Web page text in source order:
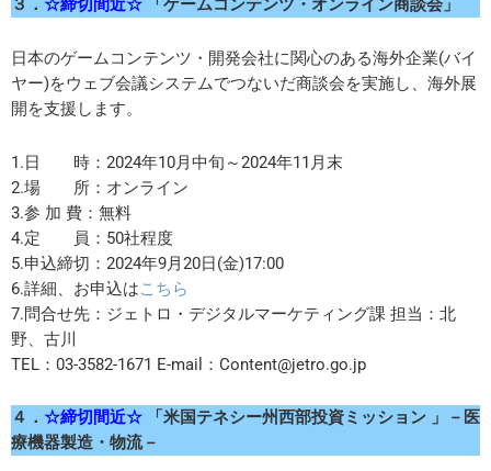
３． ☆締切間近☆ 「ゲームコンテンツ・オンライン商談会」
日本のゲームコンテンツ・開発会社に関心のある海外企業(バイ
ヤー)をウェブ会議システムでつないだ商談会を実施し、海外展
開を支援します。
1.日 時：2024年10月中旬～2024年11月末
2.場 所：オンライン
3.参 加 費：無料
4.定 員：50社程度
5.申込締切：2024年9月20日(金)17:00
6.詳細、お申込はこちら
7.問合せ先：ジェトロ・デジタルマーケティング課 担当：北
野、古川
TEL：03-3582-1671 E-mail：Content@jetro.go.jp
４． ☆締切間近☆ 「米国テネシー州西部投資ミッション 」
－医
療機器製造・物流－